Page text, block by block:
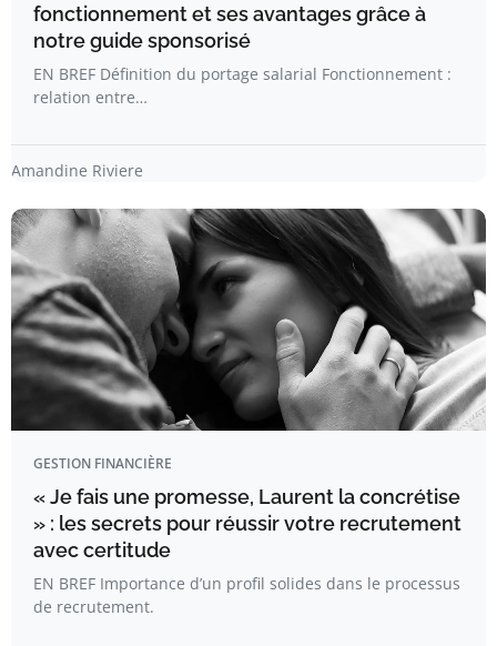
fonctionnement et ses avantages grâce à
notre guide sponsorisé
EN BREF Définition du portage salarial Fonctionnement :
relation entre…
Amandine Riviere
GESTION FINANCIÈRE
« Je fais une promesse, Laurent la concrétise
» : les secrets pour réussir votre recrutement
avec certitude
EN BREF Importance d’un profil solides dans le processus
de recrutement.